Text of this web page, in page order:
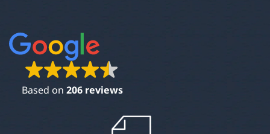
Based on 206 reviews